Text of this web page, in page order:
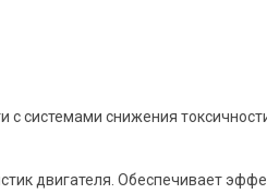
системами снижения
двигателя. Обеспечивает